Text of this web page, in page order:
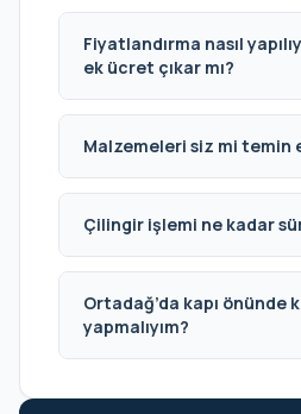
Fiyatlandırma nasıl
ek ücret çıkar mı?
Malzemeleri siz mi temin
Çilingir işlemi ne kadar
Ortadağ’da kapı önünde
yapmalıyım?